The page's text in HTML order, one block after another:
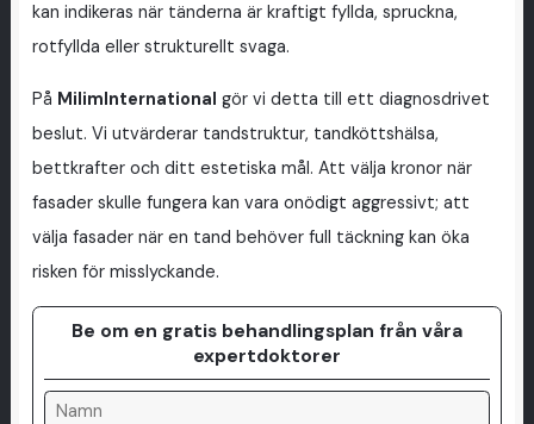
kan indikeras när tänderna är kraftigt fyllda, spruckna,
rotfyllda eller strukturellt svaga.
På MilimInternational gör vi detta till ett diagnosdrivet
beslut. Vi utvärderar tandstruktur, tandköttshälsa,
bettkrafter och ditt estetiska mål. Att välja kronor när
fasader skulle fungera kan vara onödigt aggressivt; att
välja fasader när en tand behöver full täckning kan öka
risken för misslyckande.
Be om en gratis behandlingsplan från våra
expertdoktorer